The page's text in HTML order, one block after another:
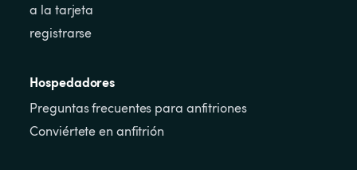
a la tarjeta
registrarse
Hospedadores
Preguntas frecuentes para anfitriones
Conviértete en anfitrión